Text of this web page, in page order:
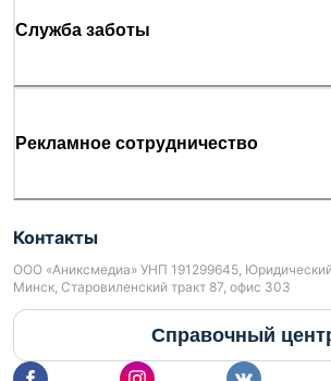
Служба заботы
Рекламное сотрудничество
Контакты
ООО «Аниксмедиа» УНП 191299645,
Минск, Старовиленский тракт 87, офис 303
Справочный